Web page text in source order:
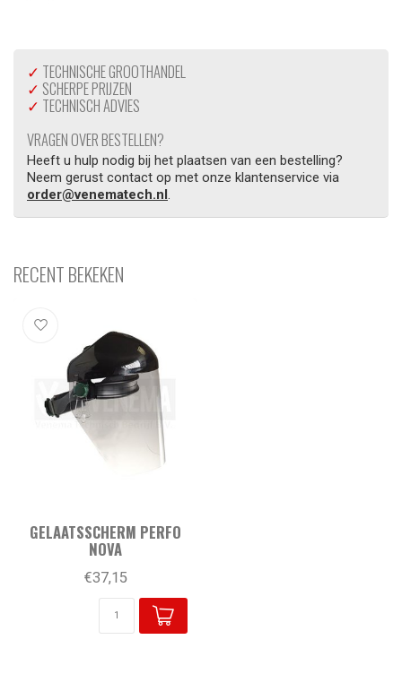
✓ TECHNISCHE GROOTHANDEL
✓ SCHERPE PRIJZEN
✓ TECHNISCH ADVIES
VRAGEN OVER BESTELLEN?
Heeft u hulp nodig bij het plaatsen van een bestelling?
Neem gerust contact op met onze klantenservice via
order@venematech.nl.
RECENT BEKEKEN
GELAATSSCHERM PERFO
NOVA
€37,15